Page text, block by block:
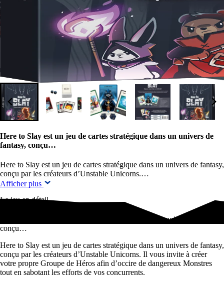
Here to Slay est un jeu de cartes stratégique dans un univers de
fantasy, conçu…
Here to Slay est un jeu de cartes stratégique dans un univers de fantasy,
conçu par les créateurs d’Unstable Unicorns.…
Afficher plus
Le jeu en détail
Here to Slay est un jeu de cartes stratégique dans un univers de fantasy,
conçu…
Here to Slay est un jeu de cartes stratégique dans un univers de fantasy,
conçu par les créateurs d’Unstable Unicorns. Il vous invite à créer
votre propre Groupe de Héros afin d’occire de dangereux Monstres
tout en sabotant les efforts de vos concurrents.